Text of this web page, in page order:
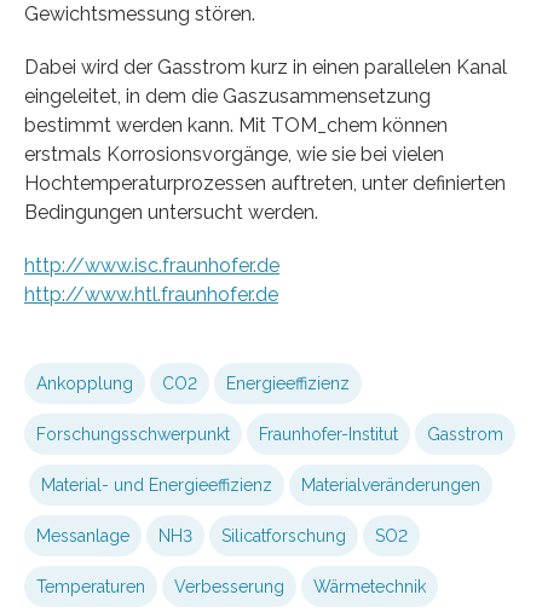
Gewichtsmessung stören.
Dabei wird der Gasstrom kurz in einen parallelen Kanal
eingeleitet, in dem die Gaszusammensetzung
bestimmt werden kann. Mit TOM_chem können
erstmals Korrosionsvorgänge, wie sie bei vielen
Hochtemperaturprozessen auftreten, unter definierten
Bedingungen untersucht werden.
http://www.isc.fraunhofer.de
http://www.htl.fraunhofer.de
Ankopplung CO2 Energieeffizienz
Forschungsschwerpunkt Fraunhofer-Institut Gasstrom
Material- und Energieeffizienz Materialveränderungen
Messanlage NH3 Silicatforschung SO2
Temperaturen Verbesserung Wärmetechnik